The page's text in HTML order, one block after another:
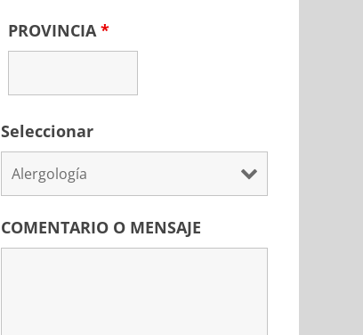
PROVINCIA*
Seleccionar
COMENTARIO O MENSAJE